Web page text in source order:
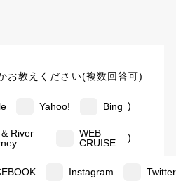
お教えください(複数回答可)
Yahoo! Bing )
River
WEB
CRUISE
)
Instagram Twitter